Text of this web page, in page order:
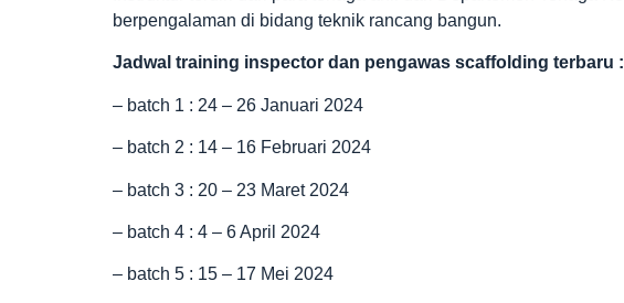
berpengalaman di bidang teknik rancang bangun.
Jadwal training inspector dan pengawas scaffolding terbaru :
– batch 1 : 24 – 26 Januari 2024
– batch 2 : 14 – 16 Februari 2024
– batch 3 : 20 – 23 Maret 2024
– batch 4 : 4 – 6 April 2024
– batch 5 : 15 – 17 Mei 2024